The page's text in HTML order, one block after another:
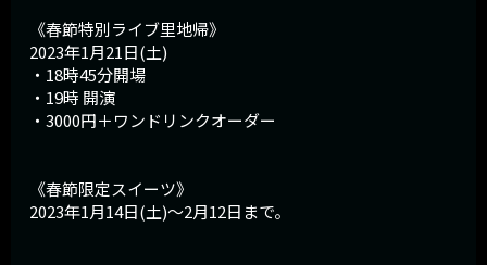
《春節特別ライブ里地帰》
2023年1月21日(土)
・18時45分開場
・19時 開演
・3000円＋ワンドリンクオーダー
《春節限定スイーツ》
2023年1月14日(土)〜2月12日まで。